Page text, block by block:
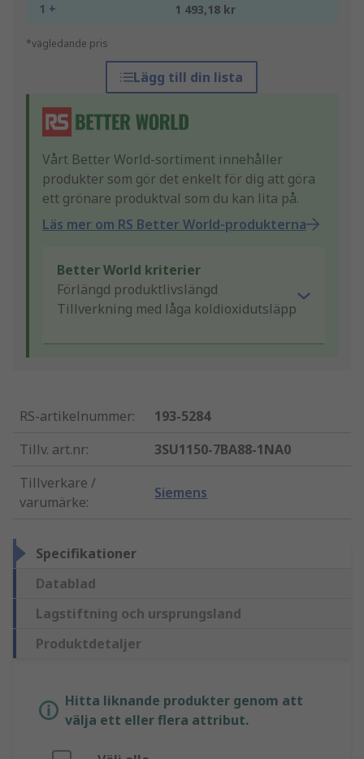
1 + 1 493,18 kr
*vägledande pris
Lägg till din lista
Vårt Better World-sortiment innehåller
produkter som gör det enkelt för dig att göra
ett grönare produktval som du kan lita på.
Läs mer om RS Better World-produkterna
Better World kriterier
Förlängd produktlivslängd
Tillverkning med låga koldioxidutsläpp
RS-artikelnummer:
193-5284
Tillv. art.nr:
3SU1150-7BA88-1NA0
Tillverkare /
varumärke:
Siemens
Specifikationer
Datablad
Lagstiftning och ursprungsland
Produktdetaljer
Hitta liknande produkter genom att
välja ett eller flera attribut.